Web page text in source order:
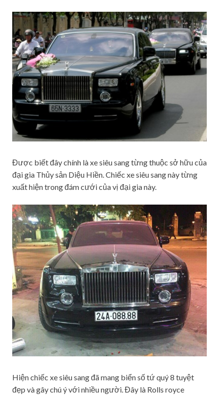
Được biết đây chính là xe siêu sang từng thuộc sở hữu của
đại gia Thủy sản Diệu Hiền. Chiếc xe siêu sang này từng
xuất hiện trong đám cưới của vị đại gia này.
Hiện chiếc xe siêu sang đã mang biển số tứ quý 8 tuyệt
đẹp và gây chú ý với nhiều người. Đây là Rolls royce